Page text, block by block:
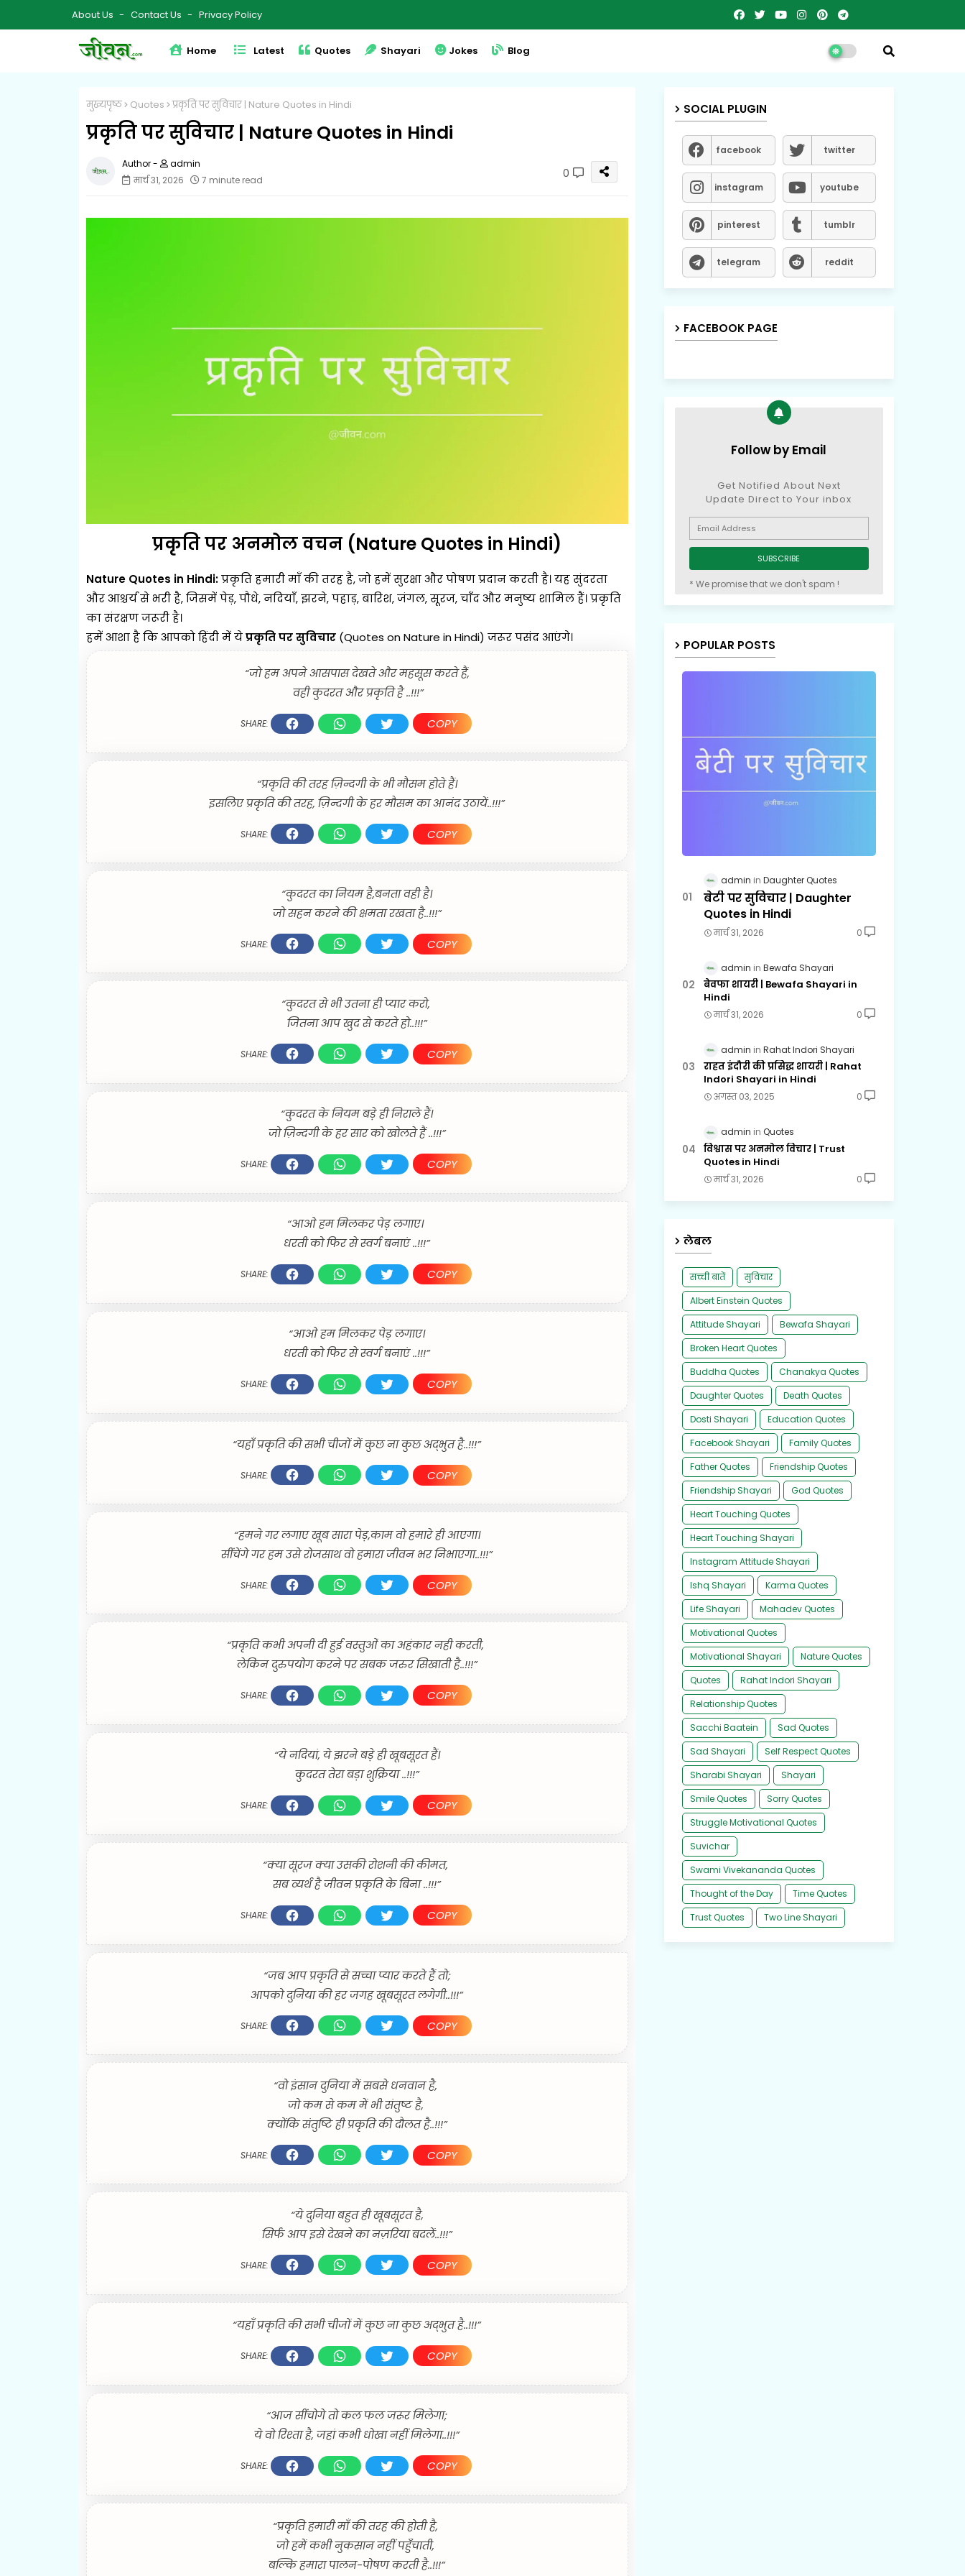
About Us Contact Us Privacy Policy
Home Latest Quotes Shayari Jokes Blog
मुख्यपृष्ठ Quotes प्रकृति पर सुविचार | Nature Quotes in Hindi
प्रकृति पर सुविचार | Nature Quotes in Hindi
admin
मार्च 31, 2026
7 minute read 0
प्रकृति पर अनमोल वचन (Nature Quotes in Hindi)
Nature Quotes in Hindi:प्रकृति हमारी माँ की तरह है, जो हमें सुरक्षा और पोषण प्रदान करती है। यह सुंदरता
और आश्चर्य से भरी है, जिसमें पेड़, पौधे, नदियाँ, झरने, पहाड़, बारिश, जंगल, सूरज, चाँद और मनुष्य शामिल हैं। प्रकृति
का संरक्षण जरूरी है।
हमें आशा है कि आपको हिंदी में येप्रकृति पर सुविचार(Quotes on Nature in Hindi) जरूर पसंद आएंगे।
“जो हम अपने आसपास देखते और महसूस करते हैं,
वही कुदरत और प्रकृति है ..!!!”
SHARE: COPY
“प्रकृति की तरह ज़िन्दगी के भी मौसम होते हैं।
इसलिए प्रकृति की तरह, ज़िन्दगी के हर मौसम का आनंद उठायें..!!!”
SHARE: COPY
“कुदरत का नियम है,बनता वही है।
जो सहन करने की क्षमता रखता है..!!!”
SHARE: COPY
“कुदरत से भी उतना ही प्यार करो,
जितना आप खुद से करते हो..!!!”
SHARE: COPY
“कुदरत के नियम बड़े ही निराले हैं।
जो ज़िन्दगी के हर सार को खोलते हैं ..!!!”
SHARE: COPY
“आओ हम मिलकर पेड़ लगाए।
धरती को फिर से स्वर्ग बनाएं ..!!!”
SHARE: COPY
“आओ हम मिलकर पेड़ लगाए।
धरती को फिर से स्वर्ग बनाएं ..!!!”
SHARE: COPY
“यहाँ प्रकृति की सभी चीजों में कुछ ना कुछ अद्भुत है..!!!”
SHARE: COPY
“हमने गर लगाए खूब सारा पेड़,काम वो हमारे ही आएगा।
सींचेंगे गर हम उसे रोजसाथ वो हमारा जीवन भर निभाएगा..!!!”
SHARE: COPY
“प्रकृति कभी अपनी दी हुई वस्तुओं का अहंकार नही करती,
लेकिन दुरुपयोग करने पर सबक जरुर सिखाती है..!!!”
SHARE: COPY
“ये नदियां, ये झरने बड़े ही खूबसूरत हैं।
कुदरत तेरा बड़ा शुक्रिया ..!!!”
SHARE: COPY
“क्या सूरज क्या उसकी रोशनी की कीमत,
सब व्यर्थ है जीवन प्रकृति के बिना ..!!!”
SHARE: COPY
“जब आप प्रकृति से सच्चा प्यार करते हैं तो;
आपको दुनिया की हर जगह खूबसूरत लगेगी..!!!”
SHARE: COPY
“वो इंसान दुनिया में सबसे धनवान है,
जो कम से कम में भी संतुष्ट है,
क्योंकि संतुष्टि ही प्रकृति की दौलत है..!!!”
SHARE: COPY
“ये दुनिया बहुत ही खूबसूरत है,
सिर्फ आप इसे देखने का नज़रिया बदलें..!!!”
SHARE: COPY
“यहाँ प्रकृति की सभी चीजों में कुछ ना कुछ अद्भुत है..!!!”
SHARE: COPY
“आज सींचोगे तो कल फल जरूर मिलेगा;
ये वो रिश्ता है, जहां कभी धोखा नहीं मिलेगा..!!!”
SHARE: COPY
“प्रकृति हमारी माँ की तरह की होती है,
जो हमें कभी नुकसान नहीं पहुँचाती,
बल्कि हमारा पालन-पोषण करती है..!!!”
SOCIAL PLUGIN
facebook twitter
instagram youtube
pinterest tumblr
telegram reddit
FACEBOOK PAGE
Follow by Email
Get Notified About Next
Update Direct to Your inbox
* We promise that we don't spam !
POPULAR POSTS
admin Daughter Quotes
बेटी पर सुविचार | Daughter
Quotes in Hindi
मार्च 31, 2026 0
admin Bewafa Shayari
बेवफा शायरी | Bewafa Shayari in
Hindi
मार्च 31, 2026 0
admin Rahat Indori Shayari
राहत इंदौरी की प्रसिद्ध शायरी | Rahat
Indori Shayari in Hindi
अगस्त 03, 2025 0
admin Quotes
विश्वास पर अनमोल विचार | Trust
Quotes in Hindi
मार्च 31, 2026 0
लेबल
सच्ची बातें
सुविचार
Albert Einstein Quotes
Attitude Shayari
Bewafa Shayari
Broken Heart Quotes
Buddha Quotes
Chanakya Quotes
Daughter Quotes
Death Quotes
Dosti Shayari
Education Quotes
Facebook Shayari
Family Quotes
Father Quotes
Friendship Quotes
Friendship Shayari
God Quotes
Heart Touching Quotes
Heart Touching Shayari
Instagram Attitude Shayari
Ishq Shayari
Karma Quotes
Life Shayari
Mahadev Quotes
Motivational Quotes
Motivational Shayari
Nature Quotes
Quotes
Rahat Indori Shayari
Relationship Quotes
Sacchi Baatein
Sad Quotes
Sad Shayari
Self Respect Quotes
Sharabi Shayari
Shayari
Smile Quotes
Sorry Quotes
Struggle Motivational Quotes
Suvichar
Swami Vivekananda Quotes
Thought of the Day
Time Quotes
Trust Quotes
Two Line Shayari